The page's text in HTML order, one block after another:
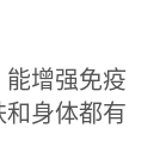
增强免疫
身体都有